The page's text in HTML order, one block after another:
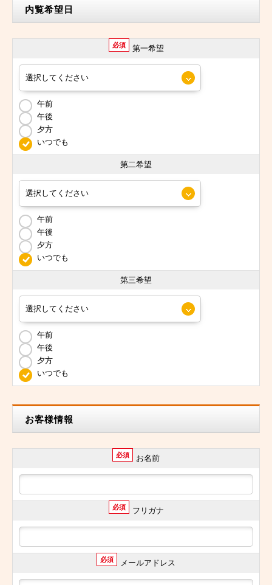
内覧希望日
必須 第一希望
午前
午後
夕方
いつでも
第二希望
午前
午後
夕方
いつでも
第三希望
午前
午後
夕方
いつでも
お客様情報
必須 お名前
必須 フリガナ
必須 メールアドレス